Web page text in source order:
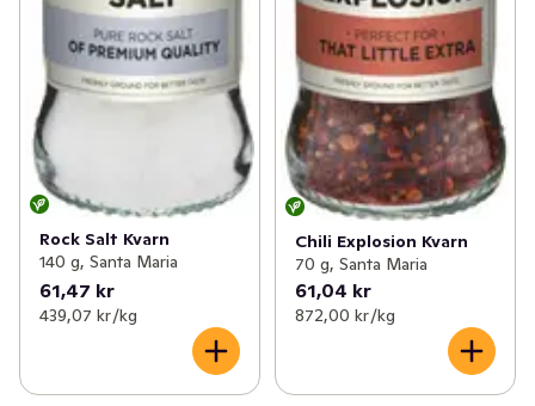
Rock Salt Kvarn
140 g, Santa Maria
61,47 kr
439,07 kr /kg
Chili Explosion Kvarn
70 g, Santa Maria
61,04 kr
872,00 kr /kg